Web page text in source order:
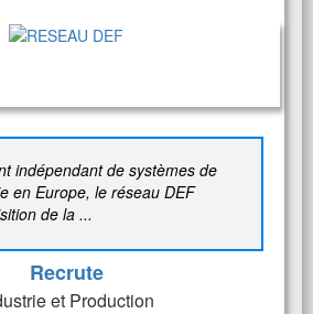
indépendant de systèmes de
en Europe, le réseau DEF
de la ...
Recrute
et Production